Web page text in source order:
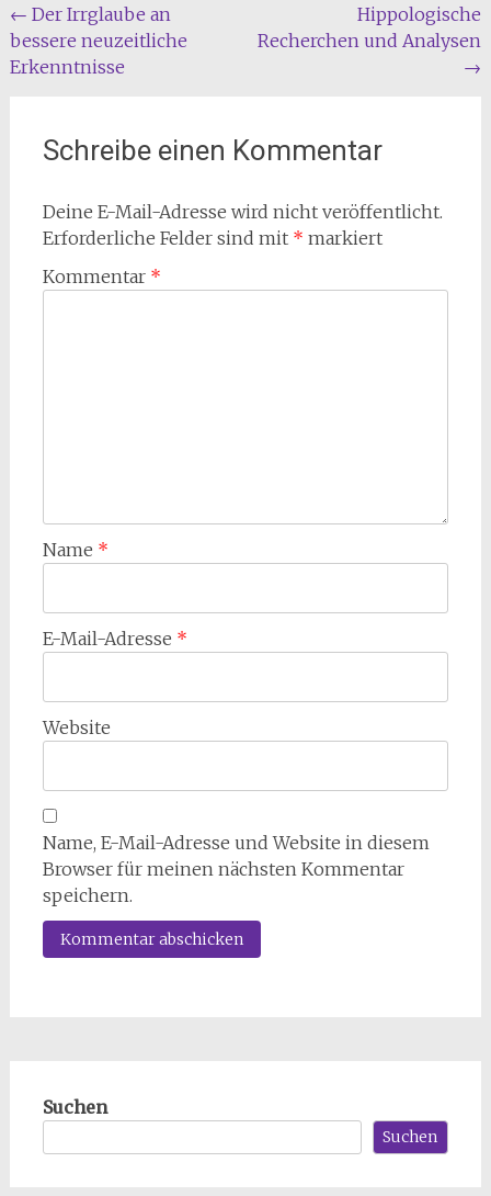
Beitragsnavigation
← Der Irrglaube an
bessere neuzeitliche
Erkenntnisse
Hippologische
Recherchen und Analysen
→
Schreibe einen Kommentar
Deine E-Mail-Adresse wird nicht veröffentlicht.
Erforderliche Felder sind mit * markiert
Kommentar *
Name *
E-Mail-Adresse *
Website
Name, E-Mail-Adresse und Website in diesem
Browser für meinen nächsten Kommentar
speichern.
Suchen
Suchen